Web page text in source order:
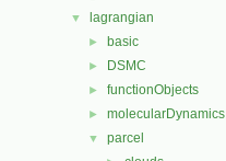
▼ lagrangian
► basic
► DSMC
► functionObjects
► molecularDynamics
▼ parcel